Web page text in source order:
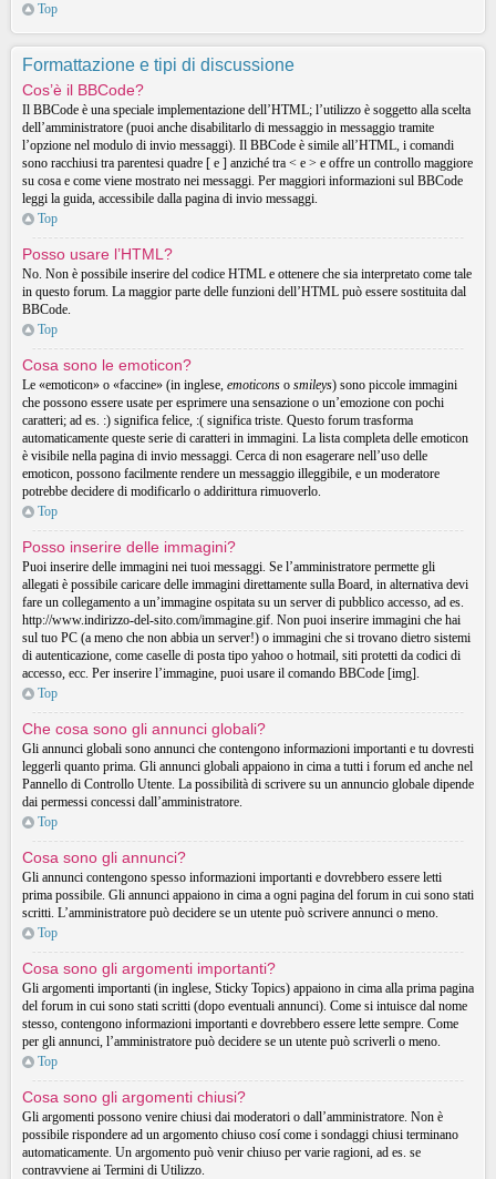
Top
Formattazione e tipi di discussione
Cos’è il BBCode?
Il BBCode è una speciale implementazione dell’HTML; l’utilizzo è soggetto alla scelta
dell’amministratore (puoi anche disabilitarlo di messaggio in messaggio tramite
l’opzione nel modulo di invio messaggi). Il BBCode è simile all’HTML, i comandi
sono racchiusi tra parentesi quadre [ e ] anziché tra < e > e offre un controllo maggiore
su cosa e come viene mostrato nei messaggi. Per maggiori informazioni sul BBCode
leggi la guida, accessibile dalla pagina di invio messaggi.
Top
Posso usare l’HTML?
No. Non è possibile inserire del codice HTML e ottenere che sia interpretato come tale
in questo forum. La maggior parte delle funzioni dell’HTML può essere sostituita dal
BBCode.
Top
Cosa sono le emoticon?
Le «emoticon» o «faccine» (in inglese, emoticons o smileys) sono piccole immagini
che possono essere usate per esprimere una sensazione o un’emozione con pochi
caratteri; ad es. :) significa felice, :( significa triste. Questo forum trasforma
automaticamente queste serie di caratteri in immagini. La lista completa delle emoticon
è visibile nella pagina di invio messaggi. Cerca di non esagerare nell’uso delle
emoticon, possono facilmente rendere un messaggio illeggibile, e un moderatore
potrebbe decidere di modificarlo o addirittura rimuoverlo.
Top
Posso inserire delle immagini?
Puoi inserire delle immagini nei tuoi messaggi. Se l’amministratore permette gli
allegati è possibile caricare delle immagini direttamente sulla Board, in alternativa devi
fare un collegamento a un’immagine ospitata su un server di pubblico accesso, ad es.
http://www.indirizzo-del-sito.com/immagine.gif. Non puoi inserire immagini che hai
sul tuo PC (a meno che non abbia un server!) o immagini che si trovano dietro sistemi
di autenticazione, come caselle di posta tipo yahoo o hotmail, siti protetti da codici di
accesso, ecc. Per inserire l’immagine, puoi usare il comando BBCode [img].
Top
Che cosa sono gli annunci globali?
Gli annunci globali sono annunci che contengono informazioni importanti e tu dovresti
leggerli quanto prima. Gli annunci globali appaiono in cima a tutti i forum ed anche nel
Pannello di Controllo Utente. La possibilità di scrivere su un annuncio globale dipende
dai permessi concessi dall’amministratore.
Top
Cosa sono gli annunci?
Gli annunci contengono spesso informazioni importanti e dovrebbero essere letti
prima possibile. Gli annunci appaiono in cima a ogni pagina del forum in cui sono stati
scritti. L’amministratore può decidere se un utente può scrivere annunci o meno.
Top
Cosa sono gli argomenti importanti?
Gli argomenti importanti (in inglese, Sticky Topics) appaiono in cima alla prima pagina
del forum in cui sono stati scritti (dopo eventuali annunci). Come si intuisce dal nome
stesso, contengono informazioni importanti e dovrebbero essere lette sempre. Come
per gli annunci, l’amministratore può decidere se un utente può scriverli o meno.
Top
Cosa sono gli argomenti chiusi?
Gli argomenti possono venire chiusi dai moderatori o dall’amministratore. Non è
possibile rispondere ad un argomento chiuso cosí come i sondaggi chiusi terminano
automaticamente. Un argomento può venir chiuso per varie ragioni, ad es. se
contravviene ai Termini di Utilizzo.